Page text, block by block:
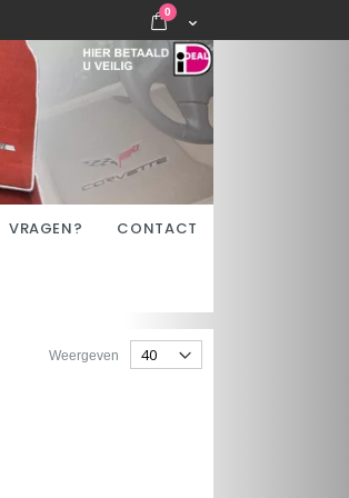
Cart
0 items
VRAGEN? CONTACT
Weergeven